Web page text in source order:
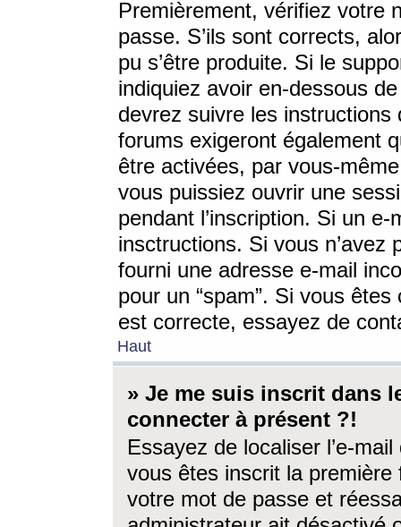
Premièrement, vérifiez votre
passe. S’ils sont corrects,
pu s’être produite. Si le
indiquiez avoir en-dessous
devrez suivre les
forums exigeront également
être activées, par vous-
vous puissiez ouvrir une
pendant l’inscription. Si un
insctructions. Si vous n’avez
fourni une adresse e-mail
pour un “spam”. Si vous
est correcte, essayez de
Haut
» Je me suis inscrit dans
connecter à présent ?!
Essayez de localiser l’e-
vous êtes inscrit la première
votre mot de passe et